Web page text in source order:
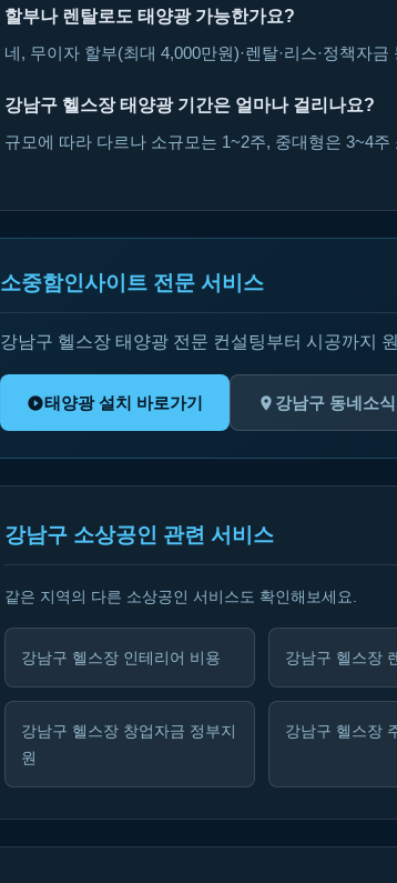
할부나 렌탈로도 태양광 가능한가요?
네, 무이자 할부(최대 4,000만원)·렌탈·리스·정책자
강남구 헬스장 태양광 기간은 얼마나 걸리나요?
규모에 따라 다르나 소규모는 1~2주, 중대형은 3~4
소중함인사이트 전문 서비스
강남구 헬스장 태양광 전문 컨설팅부터 시공까지
태양광 설치 바로가기 강남구 동네소식
강남구 소상공인 관련 서비스
같은 지역의 다른 소상공인 서비스도 확인해보세요.
강남구 헬스장 인테리어 비용 강남구 헬스장
강남구 헬스장 창업자금 정부지
원
강남구 헬스장